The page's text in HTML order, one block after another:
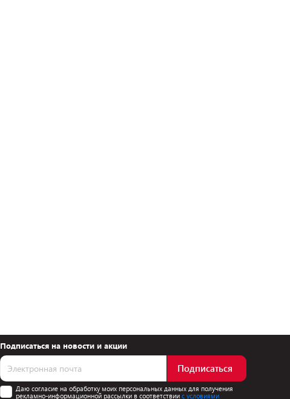
Подписаться на новости и акции
Подписаться
Даю согласие на обработку моих персональных данных для получения
рекламно-информационной рассылки в соответствиис условиями